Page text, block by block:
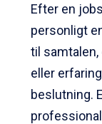
Efter en
personligt
til
eller
beslutning.